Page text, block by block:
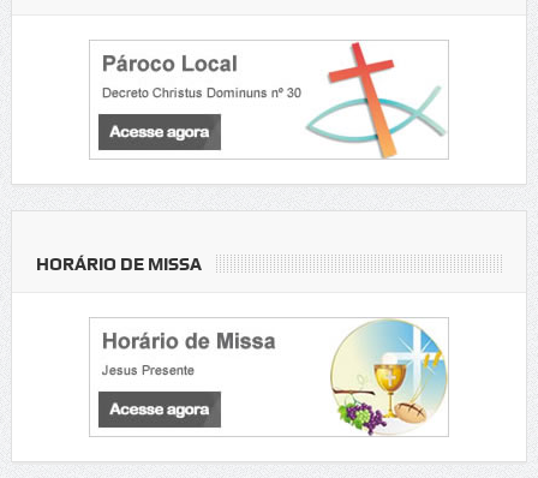
HORÁRIO DE MISSA